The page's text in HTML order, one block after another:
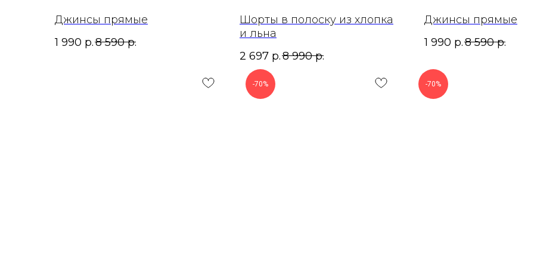
Джинсы прямые
1 990 р.8 590 р.
Шорты в полоску из хлопка
и льна
2 697 р.8 990 р.
Джинсы прямые
1 990 р.8 590 р.
-70% -70%